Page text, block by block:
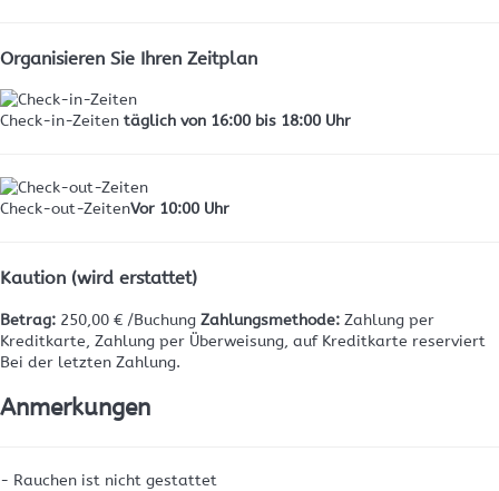
Organisieren Sie Ihren Zeitplan
Check-in-Zeiten täglich von 16:00 bis 18:00 Uhr
Check-out-ZeitenVor 10:00 Uhr
Kaution (wird erstattet)
Betrag: 250,00 € /Buchung Zahlungsmethode: Zahlung per
Kreditkarte, Zahlung per Überweisung, auf Kreditkarte reserviert
Bei der letzten Zahlung.
Anmerkungen
- Rauchen ist nicht gestattet